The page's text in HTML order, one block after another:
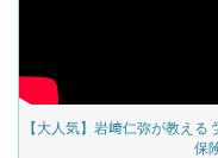
【大人気】岩﨑仁弥が教え
保